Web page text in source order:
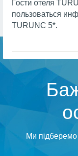
Гости отеля
пользоваться
TURUNC 5*.
Ми підберемо